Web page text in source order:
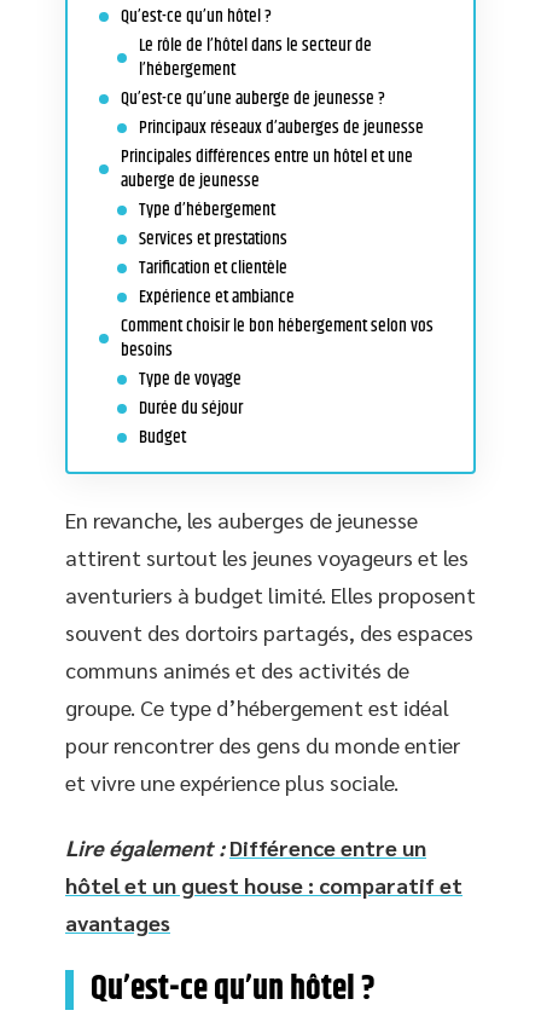
Qu’est-ce qu’un hôtel ?
Le rôle de l’hôtel dans le secteur de
l’hébergement
Qu’est-ce qu’une auberge de jeunesse ?
Principaux réseaux d’auberges de jeunesse
Principales différences entre un hôtel et une
auberge de jeunesse
Type d’hébergement
Services et prestations
Tarification et clientèle
Expérience et ambiance
Comment choisir le bon hébergement selon vos
besoins
Type de voyage
Durée du séjour
Budget
En revanche, les auberges de jeunesse
attirent surtout les jeunes voyageurs et les
aventuriers à budget limité. Elles proposent
souvent des dortoirs partagés, des espaces
communs animés et des activités de
groupe. Ce type d’hébergement est idéal
pour rencontrer des gens du monde entier
et vivre une expérience plus sociale.
Lire également : Différence entre un
hôtel et un guest house : comparatif et
avantages
Qu’est-ce qu’un hôtel ?